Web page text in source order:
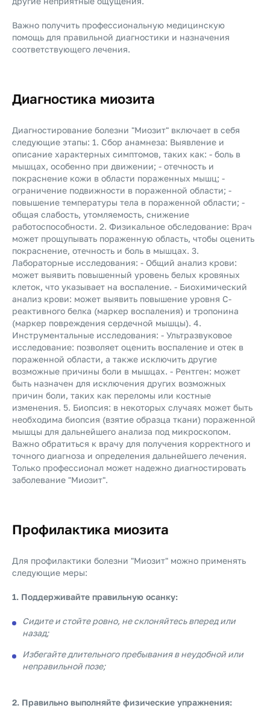
Важно получить профессиональную медицинскую
помощь для правильной диагностики и назначения
соответствующего лечения.
Диагностика миозита
Диагностирование болезни "Миозит" включает в себя
следующие этапы: 1. Сбор анамнеза: Выявление и
описание характерных симптомов, таких как: - боль в
мышцах, особенно при движении; - отечность и
покраснение кожи в области пораженных мышц; -
ограничение подвижности в пораженной области; -
повышение температуры тела в пораженной области; -
общая слабость, утомляемость, снижение
работоспособности. 2. Физикальное обследование: Врач
может прощупывать пораженную область, чтобы оценить
покраснение, отечность и боль в мышцах. 3.
Лабораторные исследования: - Общий анализ крови:
может выявить повышенный уровень белых кровяных
клеток, что указывает на воспаление. - Биохимический
анализ крови: может выявить повышение уровня C-
реактивного белка (маркер воспаления) и тропонина
(маркер повреждения сердечной мышцы). 4.
Инструментальные исследования: - Ультразвуковое
исследование: позволяет оценить воспаление и отек в
пораженной области, а также исключить другие
возможные причины боли в мышцах. - Рентген: может
быть назначен для исключения других возможных
причин боли, таких как переломы или костные
изменения. 5. Биопсия: в некоторых случаях может быть
необходима биопсия (взятие образца ткани) пораженной
мышцы для дальнейшего анализа под микроскопом.
Важно обратиться к врачу для получения корректного и
точного диагноза и определения дальнейшего лечения.
Только профессионал может надежно диагностировать
заболевание "Миозит".
Профилактика миозита
Для профилактики болезни "Миозит" можно применять
следующие меры:
1. Поддерживайте правильную осанку:
Сидите и стойте ровно, не склоняйтесь вперед или
назад;
Избегайте длительного пребывания в неудобной или
неправильной позе;
2. Правильно выполняйте физические упражнения: